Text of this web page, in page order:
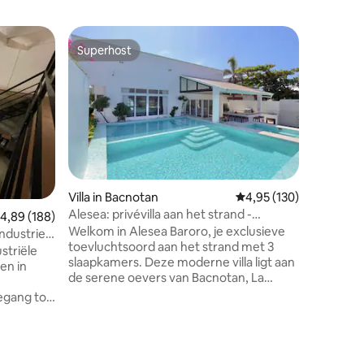
beoordeling van 4,89 uit 5, 188 recensies
4,89 (188)
in
tot
Superhost
Superhost
Villa in Bacnotan Gemiddelde
4,95 (130)
Alesea: privévilla aan het strand -
zwembad, jacuzzi
Welkom in Alesea Baroro, je exclusieve
toevluchtsoord aan het strand met 3
slaapkamers. Deze moderne villa ligt aan
de serene oevers van Bacnotan, La